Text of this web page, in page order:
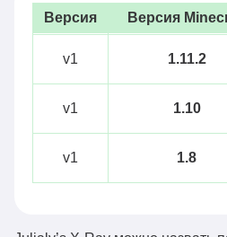
Версия Версия
v1 1.11.2
v1 1.10
v1 1.8